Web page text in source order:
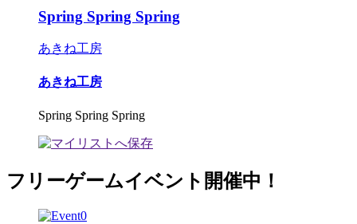
Spring Spring Spring
あきね工房
あきね工房
Spring Spring Spring
フリーゲームイベント開催中！